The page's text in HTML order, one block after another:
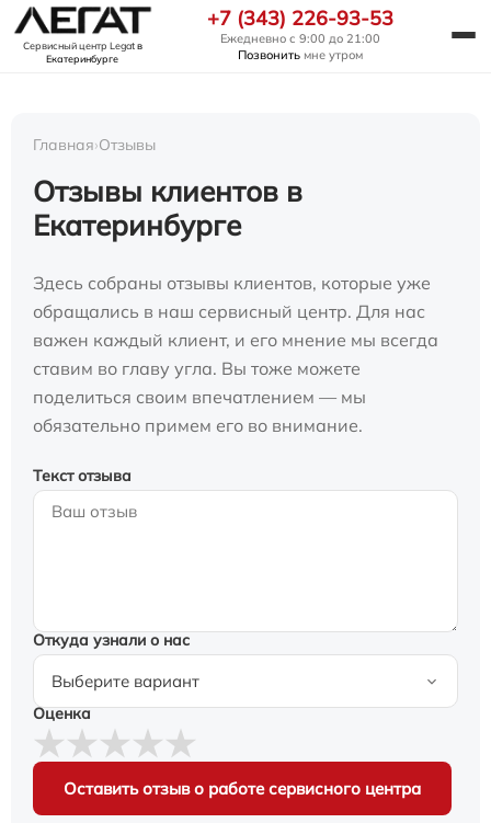
Сервисный центр Legatв
Екатеринбурге
+7 (343) 226-93-53
Ежедневно с 9:00 до 21:00
Позвонить мне утром
Главная›Отзывы
Отзывы клиентов в
Екатеринбурге
Здесь собраны отзывы клиентов, которые уже
обращались в наш сервисный центр. Для нас
важен каждый клиент, и его мнение мы всегда
ставим во главу угла. Вы тоже можете
поделиться своим впечатлением — мы
обязательно примем его во внимание.
Текст отзыва
Откуда узнали о нас
Оценка
Оставить отзыв о работе сервисного центра